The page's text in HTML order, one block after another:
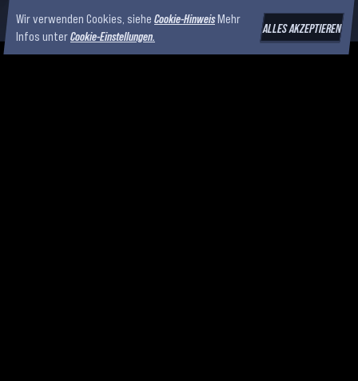
Wir verwenden Cookies, siehe Cookie-HinweisMehr
Infos unterCookie-Einstellungen.
ALLES AKZEPTIEREN